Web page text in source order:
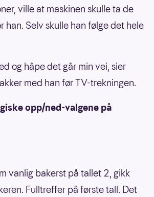
ville at maskinen skulle ta de
han. Selv skulle han følge det hele
og håpe det går min vei, sier
med han før TV-trekningen.
opp/ned-valgene på
vanlig bakerst på tallet 2, gikk
Fulltreffer på første tall. Det